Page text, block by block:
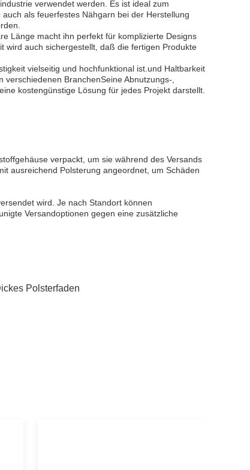
verwendet werden. Es ist ideal zum
als feuerfestes Nähgarn bei der Herstellung
Länge macht ihn perfekt für komplizierte Designs
wird auch sichergestellt, daß die fertigen Produkte
vielseitig und hochfunktional ist.und Haltbarkeit
BranchenSeine Abnutzungs-,
kostengünstige Lösung für jedes Projekt darstellt.
verpackt, um sie während des Versands
ausreichend Polsterung angeordnet, um Schäden
wird. Je nach Standort können
Versandoptionen gegen eine zusätzliche
Polsterfaden